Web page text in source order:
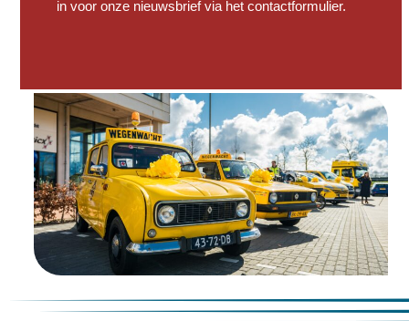
in voor onze nieuwsbrief via hetcontactformulier.